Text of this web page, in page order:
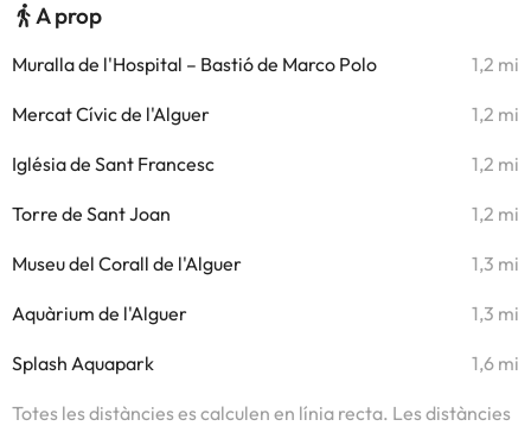
A prop
Muralla de l'Hospital – Bastió de Marco Polo 1,2 mi
Mercat Cívic de l'Alguer 1,2 mi
Iglésia de Sant Francesc 1,2 mi
Torre de Sant Joan 1,2 mi
Museu del Corall de l'Alguer 1,3 mi
Aquàrium de l'Alguer 1,3 mi
Splash Aquapark 1,6 mi
Totes les distàncies es calculen en línia recta. Les distàncies